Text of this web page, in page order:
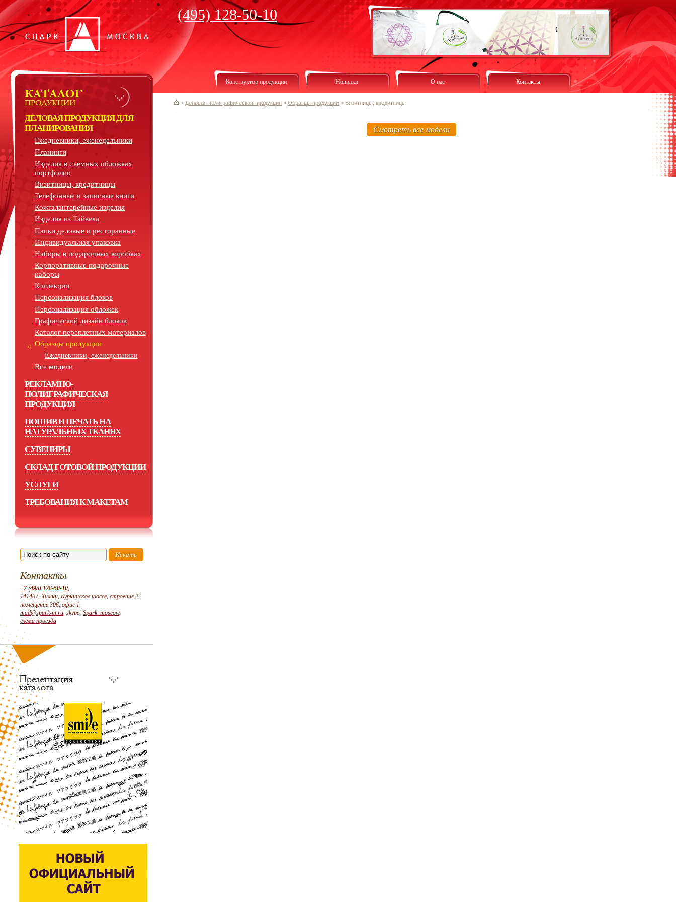
(495) 128-50-10
ДЕЛОВАЯ ПРОДУКЦИЯ ДЛЯ
ПЛАНИРОВАНИЯ
Ежедневники, еженедельники
Планинги
Изделия в съемных обложках
портфолио
Визитницы, кредитницы
Телефонные и записные книги
Кожгалантерейные изделия
Изделия из Тайвека
Папки деловые и ресторанные
Индивидуальная упаковка
Наборы в подарочных коробках
Корпоративные подарочные
наборы
Коллекции
Персонализация блоков
Персонализация обложек
Графический дизайн блоков
Каталог переплетных материалов
Образцы продукции
Ежедневники, еженедельники
Все модели
РЕКЛАМНО-
ПОЛИГРАФИЧЕСКАЯ
ПРОДУКЦИЯ
ПОШИВ И ПЕЧАТЬ НА
НАТУРАЛЬНЫХ ТКАНЯХ
СУВЕНИРЫ
СКЛАД ГОТОВОЙ ПРОДУКЦИИ
УСЛУГИ
ТРЕБОВАНИЯ К МАКЕТАМ
Контакты
+7 (495) 128-50-10,
141407, Химки, Куркинское шоссе, строение 2,
помещение 306, офис 1,
mail@spark-m.ru, skype: Spark_moscow,
схема проезда
Конструктор продукции Новинки О нас Контакты
> Деловая полиграфическая продукция > Образцы продукции > Визитницы, кредитницы
Смотреть все модели